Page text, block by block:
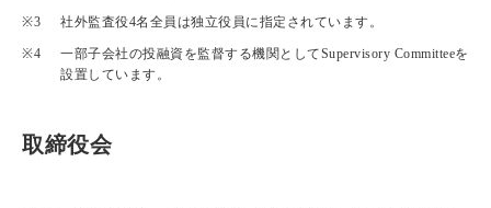
社外監査役4名全員は独立役員に指定されています。
一部子会社の投融資を監督する機関としてSupervisory Committeeを
設置しています。
取締役会